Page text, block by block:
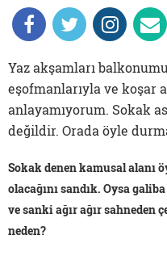
Yaz akşamları
eşofmanlarıyla ve koşar
anlayamıyorum. Sokak
değildir. Orada öyle
Sokak denen kamusal alanı
olacağını sandık. Oysa
ve sanki ağır ağır sahneden
neden?